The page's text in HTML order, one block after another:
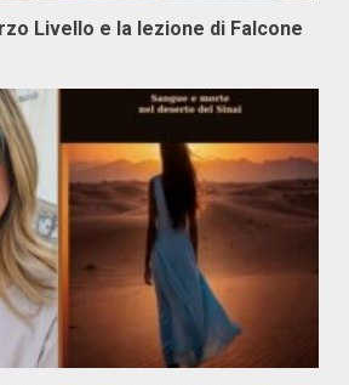
Livello e la lezione di Falcone